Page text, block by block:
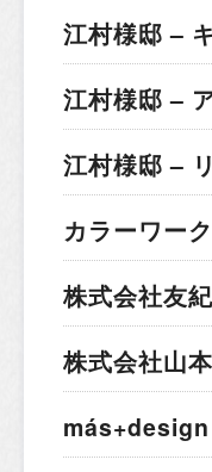
江村様邸 –
江村様邸 –
江村様邸 –
カラーワー
株式会社友
株式会社山